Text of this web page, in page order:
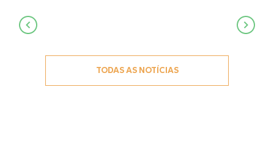
Navegação
TODAS AS NOTÍCIAS